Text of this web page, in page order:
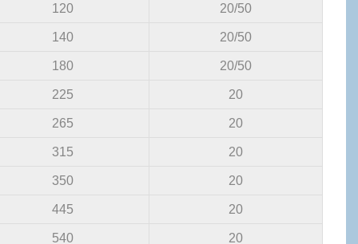
120 20/50
140 20/50
180 20/50
225 20
265 20
315 20
350 20
445 20
540 20